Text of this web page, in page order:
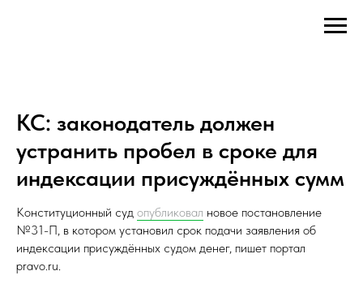
КС: законодатель должен
устранить пробел в сроке для
индексации присуждённых сумм
Конституционный суд опубликовал новое постановление
№31-П, в котором установил срок подачи заявления об
индексации присуждённых судом денег, пишет портал
pravo.ru.